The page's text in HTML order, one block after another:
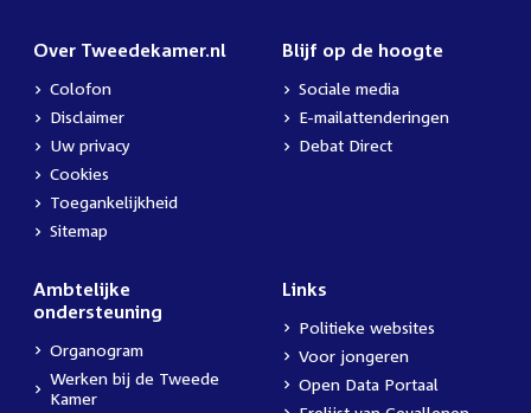
Over Tweedekamer.nl
Colofon
Disclaimer
Uw privacy
Cookies
Toegankelijkheid
Sitemap
Blijf op de hoogte
Sociale media
E-mailattenderingen
Debat Direct
Ambtelijke
ondersteuning
Organogram
Werken bij de Tweede
Kamer
Links
Politieke websites
Voor jongeren
Open Data Portaal